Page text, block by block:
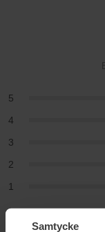
Samtycke
5
4
3
2
1